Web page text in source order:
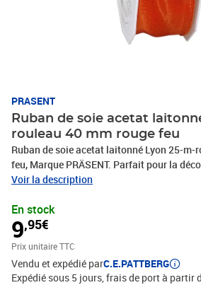
PRASENT
Ruban de soie acetat
rouleau 40 mm rouge feu
Ruban de soie acetat laitonné Lyon 25-m-
feu, Marque PRÄSENT. Parfait pour la
cadeaux, loisirs décoratifs et tous vos
matériaux recyclés. Pour toutes les
anniversaire, un baptême, une communion,
même pour Pâques – ce fabuleux
emballages cadeaux beaux et attrayants.
Voir la description
En stock
9,95€
Prix unitaire TTC
Vendu et expédié parC.E.PATTBERG
Expédié sous 5 jours, frais de port à partir